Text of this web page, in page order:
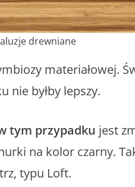
drewniane
materiałowej.
nie byłby lepszy.
tym przypadku jest
na kolor czarny.
typu Loft.